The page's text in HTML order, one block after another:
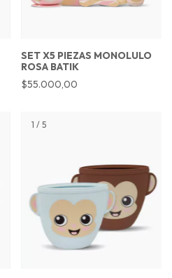
SET X5 PIEZAS MONOLULO
ROSA BATIK
$55.000,00
1 / 5